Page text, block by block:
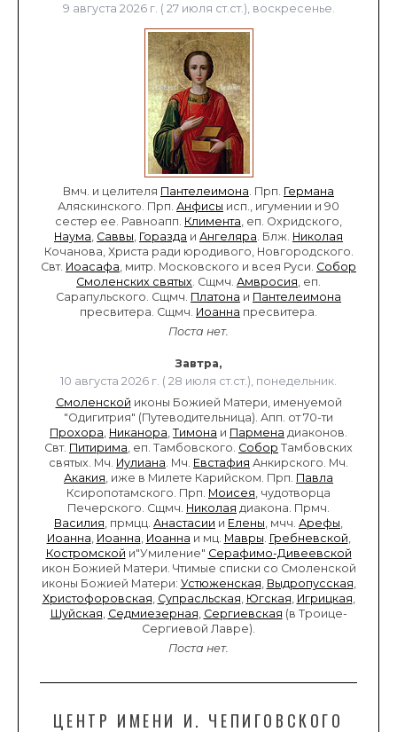
9 августа 2026 г. ( 27 июля ст.ст.), воскресенье.
Вмч. и целителя Пантелеимона. Прп. Германа
Аляскинского. Прп. Анфисы исп., игумении и 90
сестер ее. Равноапп. Климента, еп. Охридского,
Наума, Саввы, Горазда и Ангеляра. Блж. Николая
Кочанова, Христа ради юродивого, Новгородского.
Свт. Иоасафа, митр. Московского и всея Руси. Собор
Смоленских святых. Сщмч. Амвросия, еп.
Сарапульского. Сщмч. Платона и Пантелеимона
пресвитера. Сщмч. Иоанна пресвитера.
Поста нет.
Завтра,
10 августа 2026 г. ( 28 июля ст.ст.), понедельник.
Смоленской иконы Божией Матери, именуемой
"Одигитрия" (Путеводительница). Апп. от 70-ти
Прохора, Никанора, Тимона и Пармена диаконов.
Свт. Питирима, еп. Тамбовского. Собор Тамбовских
святых. Мч. Иулиана. Мч. Евстафия Анкирского. Мч.
Акакия, иже в Милете Карийском. Прп. Павла
Ксиропотамского. Прп. Моисея, чудотворца
Печерского. Сщмч. Николая диакона. Прмч.
Василия, прмцц. Анастасии и Елены, мчч. Арефы,
Иоанна, Иоанна, Иоанна и мц. Мавры. Гребневской,
Костромской и"Умиление" Серафимо-Дивеевской
икон Божией Матери. Чтимые списки со Смоленской
иконы Божией Матери: Устюженская, Выдропусская,
Христофоровская, Супрасльская, Югская, Игрицкая,
Шуйская, Седмиезерная, Сергиевская (в Троице-
Сергиевой Лавре).
Поста нет.
ЦЕНТР ИМЕНИ И. ЧЕПИГОВСКОГО